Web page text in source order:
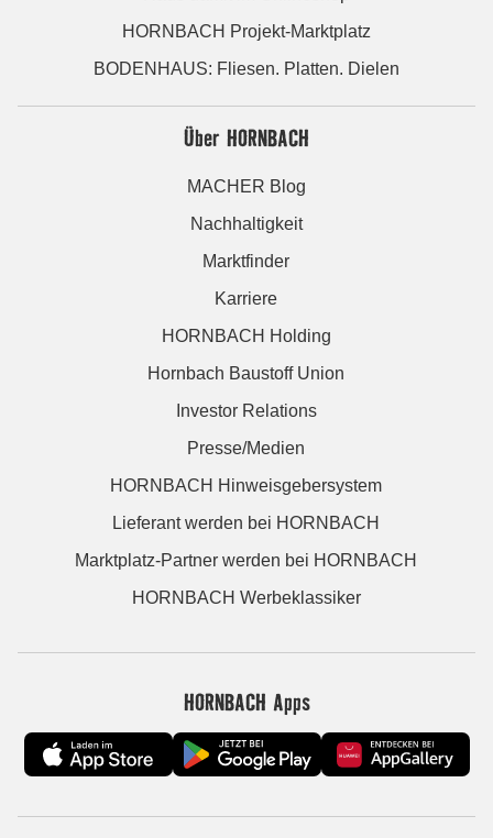
HORNBACH Projekt-Marktplatz
BODENHAUS: Fliesen. Platten. Dielen
Über HORNBACH
MACHER Blog
Nachhaltigkeit
Marktfinder
Karriere
HORNBACH Holding
Hornbach Baustoff Union
Investor Relations
Presse/Medien
HORNBACH Hinweisgebersystem
Lieferant werden bei HORNBACH
Marktplatz-Partner werden bei HORNBACH
HORNBACH Werbeklassiker
HORNBACH Apps